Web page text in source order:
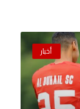
أخبار